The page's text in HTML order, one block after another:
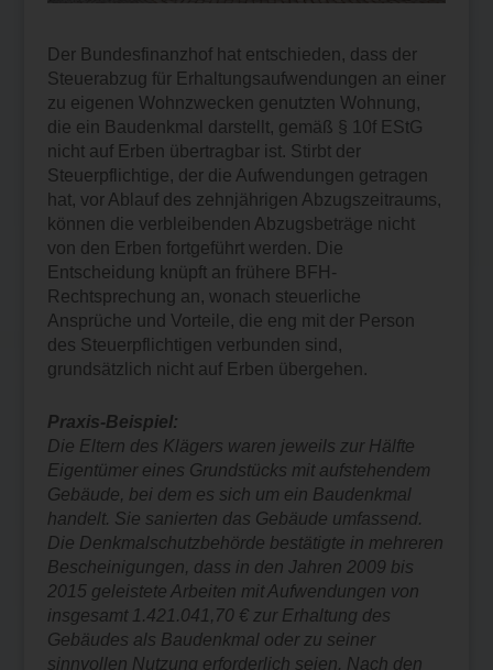
Der Bundesfinanzhof hat entschieden, dass der
Steuerabzug für Erhaltungsaufwendungen an einer
zu eigenen Wohnzwecken genutzten Wohnung,
die ein Baudenkmal darstellt, gemäß § 10f EStG
nicht auf Erben übertragbar ist. Stirbt der
Steuerpflichtige, der die Aufwendungen getragen
hat, vor Ablauf des zehnjährigen Abzugszeitraums,
können die verbleibenden Abzugsbeträge nicht
von den Erben fortgeführt werden. Die
Entscheidung knüpft an frühere BFH-
Rechtsprechung an, wonach steuerliche
Ansprüche und Vorteile, die eng mit der Person
des Steuerpflichtigen verbunden sind,
grundsätzlich nicht auf Erben übergehen.
Praxis-Beispiel:
Die Eltern des Klägers waren jeweils zur Hälfte
Eigentümer eines Grundstücks mit aufstehendem
Gebäude, bei dem es sich um ein Baudenkmal
handelt. Sie sanierten das Gebäude umfassend.
Die Denkmalschutzbehörde bestätigte in mehreren
Bescheinigungen, dass in den Jahren 2009 bis
2015 geleistete Arbeiten mit Aufwendungen von
insgesamt 1.421.041,70 € zur Erhaltung des
Gebäudes als Baudenkmal oder zu seiner
sinnvollen Nutzung erforderlich seien. Nach den